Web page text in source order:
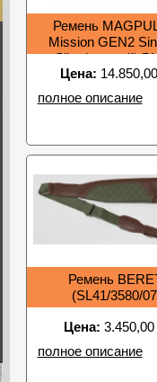
Ремень
Mission GEN2
Sling(черный)
Цена:
полное описание
Ремень
(SL41/3580/
Цена:
полное описание